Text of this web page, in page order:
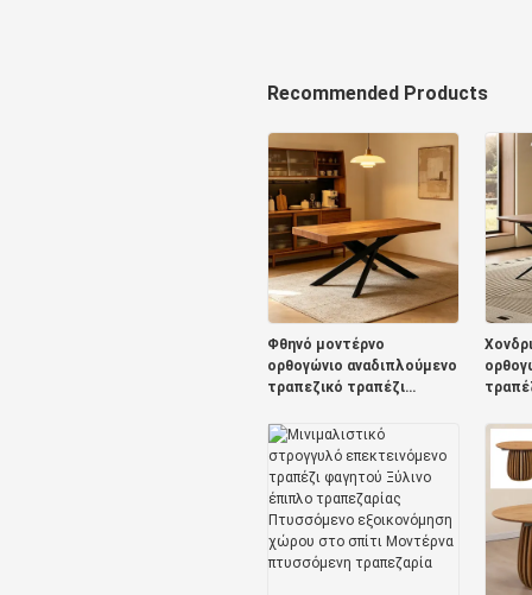
Recommended Products
Φθηνό μοντέρνο
ορθογώνιο αναδιπλούμενο
τραπεζικό τραπέζι
τραπεζαρίας απλό
αναδιπλούμενο ξύλινο
επάνω επεκτάσιμο
τραπεζικό τραπέζι
Edge